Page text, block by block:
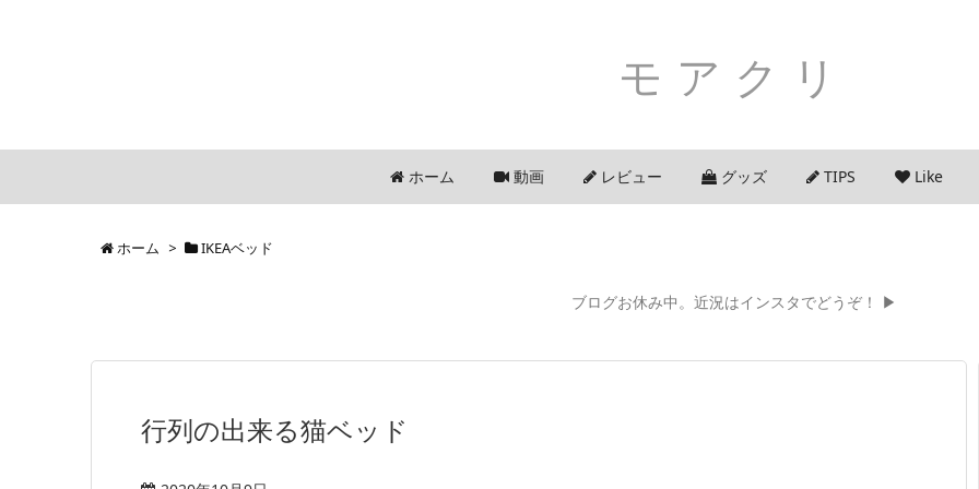
モアクリ
ホーム 動画 レビュー グッズ TIPS Like
ホーム > IKEAベッド
ブログお休み中。近況はインスタでどうぞ！ ▶
行列の出来る猫ベッド